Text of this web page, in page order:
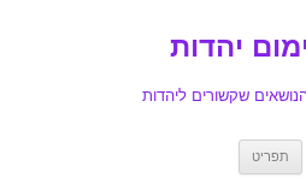
יהדות
שקשורים ליהדות
תפריט